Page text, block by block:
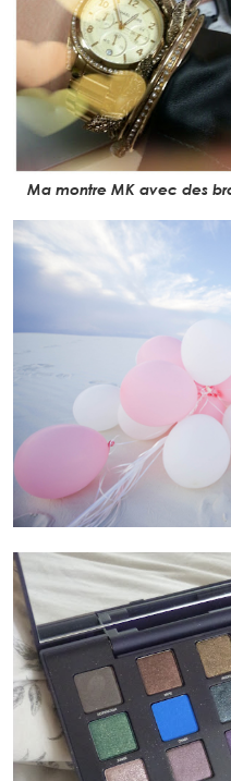
Ma montre MK avec des